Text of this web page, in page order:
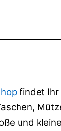
findet Ihr
und